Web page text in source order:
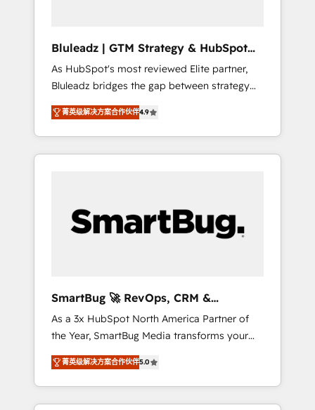
HubSpot beyond standard configurations. -
AI-FIRST- AI across customer-facing
operations to accelerate decisions,
streamline processes, and unlock efficiency
at scale. From predictive intelligence to
conversational AI, we turn data into action
and automation into competitive advantage.
Bluleadz | GTM Strategy & HubSpot
Implementation
As HubSpot's most reviewed Elite partner,
Bluleadz bridges the gap between strategy
and execution. We don't just "set up tools" —
we install the GTM Operating System (GTM
OS) to align your leadership and engineer a
portal that drives predictable revenue
and Story to stop "accelerating a mess." ⚙️
Elite Engineering & AI Scalable Architecture:
agents, and high-integrity migrations for total
reporting clarity. Security & Compliance: SOC
2 Type I and HIPAA attested for enterprise-
grade data security. 🏆 Why Bluleadz? GTM
OS Partner | 16+ Years Experience | 1,000+
Five-Star Reviews
菁英级解决方案合作伙伴4.9
SmartBug 🚀 RevOps, CRM &
Integration Experts
As a 3x HubSpot North America Partner of
the Year, SmartBug Media transforms your
customer lifecycle into a revenue engine. Our
unified ecosystem includes specialized
divisions Globalia (AI & Software) and Point
Success Media (Paid Media), making this the
菁英级解决方案合作伙伴5.0